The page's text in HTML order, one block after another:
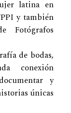
latina en
y también
Fotógrafos
de bodas,
conexión
y
únicas